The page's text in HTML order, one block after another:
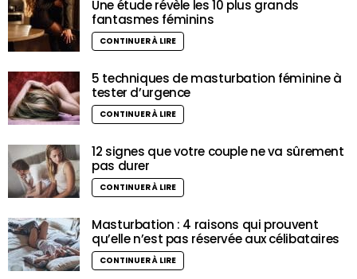
Une étude révèle les 10 plus grands
fantasmes féminins
CONTINUER À LIRE
5 techniques de masturbation féminine à
tester d’urgence
CONTINUER À LIRE
12 signes que votre couple ne va sûrement
pas durer
CONTINUER À LIRE
Masturbation : 4 raisons qui prouvent
qu’elle n’est pas réservée aux célibataires
CONTINUER À LIRE